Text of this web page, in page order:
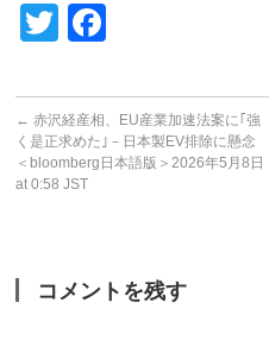
Twitter
← 赤沢経産相、EU産業加速法案に｢強
く是正求めた｣－日本製EV排除に懸念
＜bloomberg日本語版＞2026年5月8日
at 0:58 JST
コメントを残す